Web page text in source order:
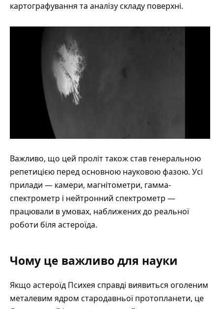
картографування та аналізу складу поверхні.
Важливо, що цей проліт також став генеральною
репетицією перед основною науковою фазою. Усі
прилади — камери, магнітометри, гамма-
спектрометр і нейтронний спектрометр —
працювали в умовах, наближених до реальної
роботи біля астероїда.
Чому це важливо для науки
Якщо астероїд Психея справді виявиться оголеним
металевим ядром стародавньої протопланети, це